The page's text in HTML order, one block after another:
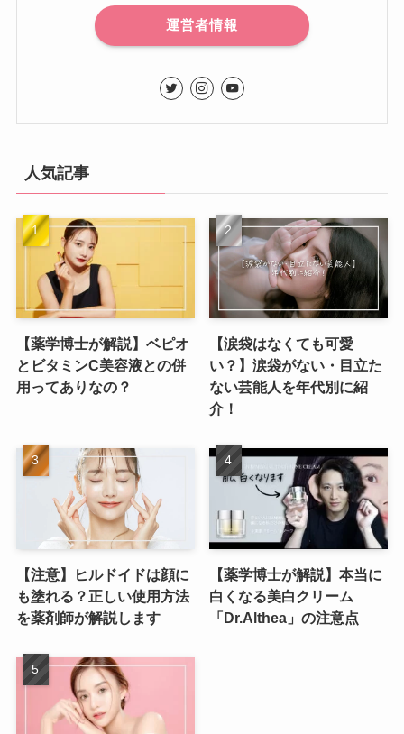
運営者情報
人気記事
【薬学博士が解説】ベピオ
とビタミンC美容液との併
用ってありなの？
【涙袋はなくても可愛
い？】涙袋がない・目立た
ない芸能人を年代別に紹
介！
【注意】ヒルドイドは顔に
も塗れる？正しい使用方法
を薬剤師が解説します
【薬学博士が解説】本当に
白くなる美白クリーム
「Dr.Althea」の注意点